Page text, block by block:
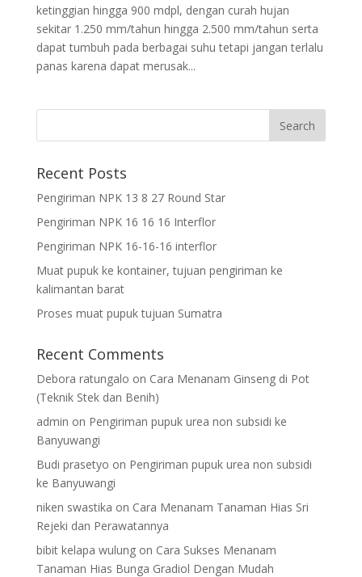
ketinggian hingga 900 mdpl, dengan curah hujan
sekitar 1.250 mm/tahun hingga 2.500 mm/tahun serta
dapat tumbuh pada berbagai suhu tetapi jangan terlalu
panas karena dapat merusak...
Recent Posts
Pengiriman NPK 13 8 27 Round Star
Pengiriman NPK 16 16 16 Interflor
Pengiriman NPK 16-16-16 interflor
Muat pupuk ke kontainer, tujuan pengiriman ke
kalimantan barat
Proses muat pupuk tujuan Sumatra
Recent Comments
Debora ratungalo on Cara Menanam Ginseng di Pot
(Teknik Stek dan Benih)
admin on Pengiriman pupuk urea non subsidi ke
Banyuwangi
Budi prasetyo on Pengiriman pupuk urea non subsidi
ke Banyuwangi
niken swastika on Cara Menanam Tanaman Hias Sri
Rejeki dan Perawatannya
bibit kelapa wulungon Cara Sukses Menanam
Tanaman Hias Bunga Gradiol Dengan Mudah